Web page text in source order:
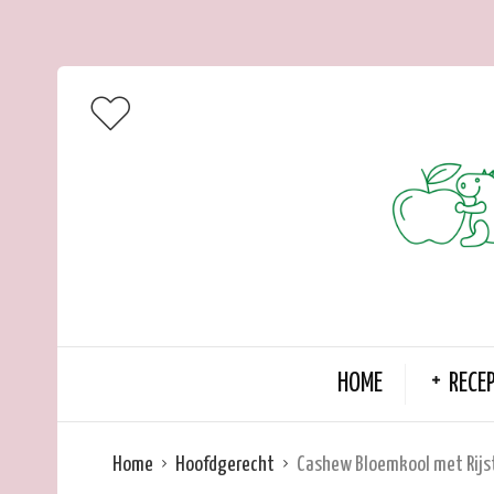
HOME
Home Hoofdgerecht Cashew Bloemkool met